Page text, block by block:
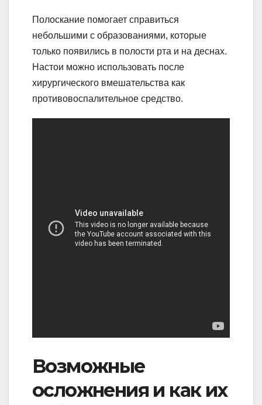
Полоскание помогает справиться
небольшими с образованиями, которые
только появились в полости рта и на деснах.
Настои можно использовать после
хирургического вмешательства как
противовоспалительное средство.
Возможные
осложнения и как их